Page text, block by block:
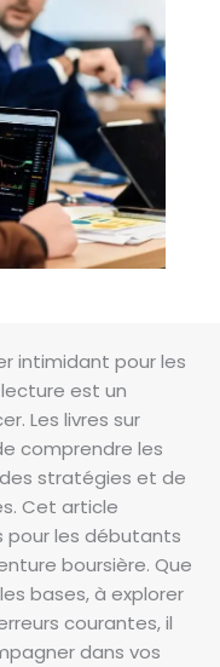
intimidant pour les
est un
Les livres sur
comprendre les
stratégies et de
Cet article
pour les débutants
boursière. Que
bases, à explorer
courantes, il
dans vos